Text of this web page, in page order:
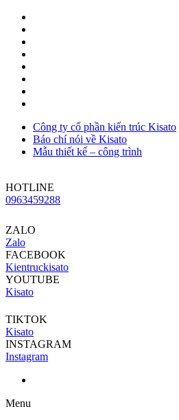
Công ty cổ phần kiến trúc Kisato
Báo chí nói về Kisato
Mẫu thiết kế – công trình
HOTLINE
0963459288
ZALO
Zalo
FACEBOOK
Kientruckisato
YOUTUBE
Kisato
TIKTOK
Kisato
INSTAGRAM
Instagram
Menu